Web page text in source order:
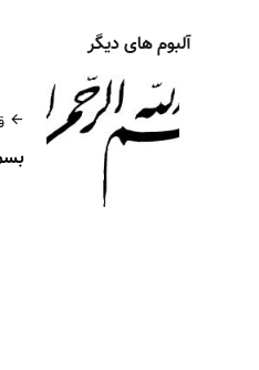
آلبوم های دیگر